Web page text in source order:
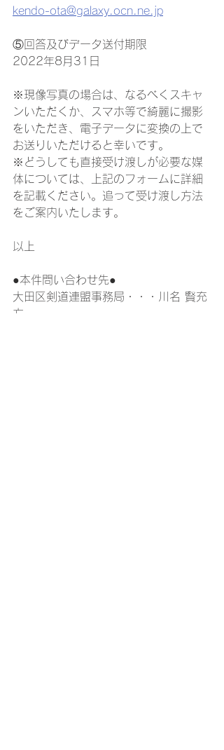
kendo-ota@galaxy.ocn.ne.jp
⑤回答及びデータ送付期限
2022年8月31日
※現像写真の場合は、なるべくスキャ
ンいただくか、スマホ等で綺麗に撮影
をいただき、電子データに変換の上で
お送りいただけると幸いです。
※どうしても直接受け渡しが必要な媒
体については、上記のフォームに詳細
を記載ください。追って受け渡し方法
をご案内いたします。
以上
●本件問い合わせ先●
大田区剣道連盟事務局・・・川名 賢充
方